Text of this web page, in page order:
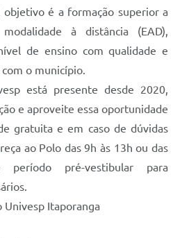
objetivo é a formação superior a
à distância (EAD),
de ensino com qualidade e
o município.
está presente desde 2020,
e aproveite essa oportunidade
gratuita e em caso de dúvidas
ao Polo das 9h às 13h ou das
pré-vestibular para
Univesp Itaporanga